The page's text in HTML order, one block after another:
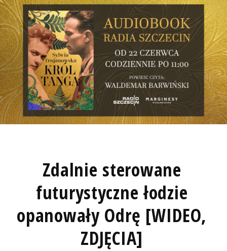
Zdalnie sterowane
futurystyczne łodzie
opanowały Odrę [WIDEO,
ZDJĘCIA]